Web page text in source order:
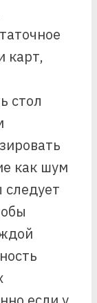
карт,
стол
как шум